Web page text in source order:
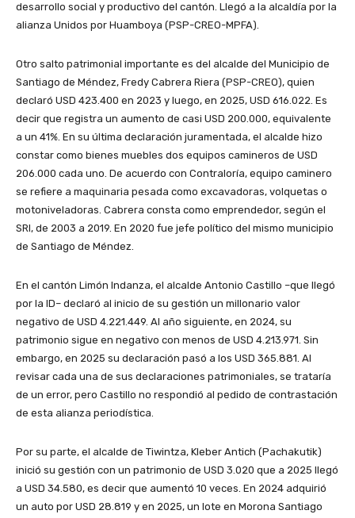
desarrollo social y productivo del cantón. Llegó a la alcaldía por la
alianza Unidos por Huamboya (PSP-CREO-MPFA).
Otro salto patrimonial importante es del alcalde del Municipio de
Santiago de Méndez, Fredy Cabrera Riera (PSP-CREO), quien
declaró USD 423.400 en 2023 y luego, en 2025, USD 616.022. Es
decir que registra un aumento de casi USD 200.000, equivalente
a un 41%. En su última declaración juramentada, el alcalde hizo
constar como bienes muebles dos equipos camineros de USD
206.000 cada uno. De acuerdo con Contraloría, equipo caminero
se refiere a maquinaria pesada como excavadoras, volquetas o
motoniveladoras. Cabrera consta como emprendedor, según el
SRI, de 2003 a 2019. En 2020 fue jefe político del mismo municipio
de Santiago de Méndez.
En el cantón Limón Indanza, el alcalde Antonio Castillo –que llegó
por la ID– declaró al inicio de su gestión un millonario valor
negativo de USD 4.221.449. Al año siguiente, en 2024, su
patrimonio sigue en negativo con menos de USD 4.213.971. Sin
embargo, en 2025 su declaración pasó a los USD 365.881. Al
revisar cada una de sus declaraciones patrimoniales, se trataría
de un error, pero Castillo no respondió al pedido de contrastación
de esta alianza periodística.
Por su parte, el alcalde de Tiwintza, Kleber Antich (Pachakutik)
inició su gestión con un patrimonio de USD 3.020 que a 2025 llegó
a USD 34.580, es decir que aumentó 10 veces. En 2024 adquirió
un auto por USD 28.819 y en 2025, un lote en Morona Santiago